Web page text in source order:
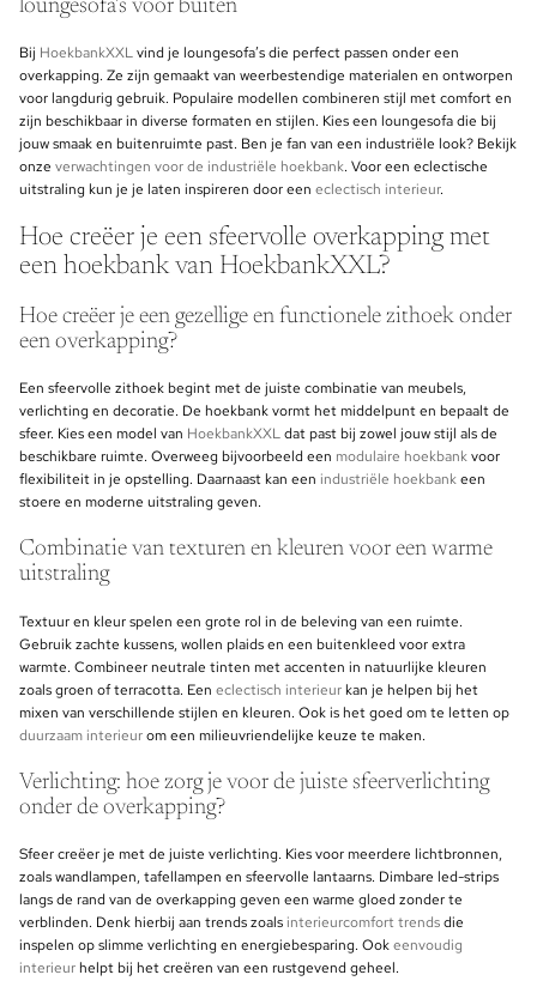
loungesofa’s voor buiten
Bij HoekbankXXLvind je loungesofa’s die perfect passen onder een
overkapping. Ze zijn gemaakt van weerbestendige materialen en ontworpen
voor langdurig gebruik. Populaire modellen combineren stijl met comfort en
zijn beschikbaar in diverse formaten en stijlen. Kies een loungesofa die bij
jouw smaak en buitenruimte past. Ben je fan van een industriële look? Bekijk
onze verwachtingen voor de industriële hoekbank. Voor een eclectische
uitstraling kun je je laten inspireren door een eclectisch interieur.
Hoe creëer je een sfeervolle overkapping met
een hoekbank van HoekbankXXL?
Hoe creëer je een gezellige en functionele zithoek onder
een overkapping?
Een sfeervolle zithoek begint met de juiste combinatie van meubels,
verlichting en decoratie. De hoekbank vormt het middelpunt en bepaalt de
sfeer. Kies een model van HoekbankXXLdat past bij zowel jouw stijl als de
beschikbare ruimte. Overweeg bijvoorbeeld een modulaire hoekbankvoor
flexibiliteit in je opstelling. Daarnaast kan een industriële hoekbankeen
stoere en moderne uitstraling geven.
Combinatie van texturen en kleuren voor een warme
uitstraling
Textuur en kleur spelen een grote rol in de beleving van een ruimte.
Gebruik zachte kussens, wollen plaids en een buitenkleed voor extra
warmte. Combineer neutrale tinten met accenten in natuurlijke kleuren
zoals groen of terracotta. Een eclectisch interieurkan je helpen bij het
mixen van verschillende stijlen en kleuren. Ook is het goed om te letten op
duurzaam interieurom een milieuvriendelijke keuze te maken.
Verlichting: hoe zorg je voor de juiste sfeerverlichting
onder de overkapping?
Sfeer creëer je met de juiste verlichting. Kies voor meerdere lichtbronnen,
zoals wandlampen, tafellampen en sfeervolle lantaarns. Dimbare led-strips
langs de rand van de overkapping geven een warme gloed zonder te
verblinden. Denk hierbij aan trends zoals interieurcomfort trendsdie
inspelen op slimme verlichting en energiebesparing. Ookeenvoudig
interieurhelpt bij het creëren van een rustgevend geheel.